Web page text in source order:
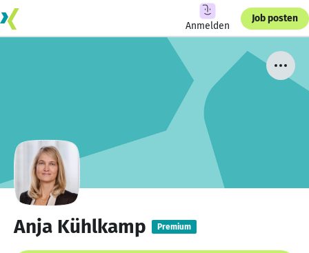
Anmelden
Job posten
Anja Kühlkamp Premium